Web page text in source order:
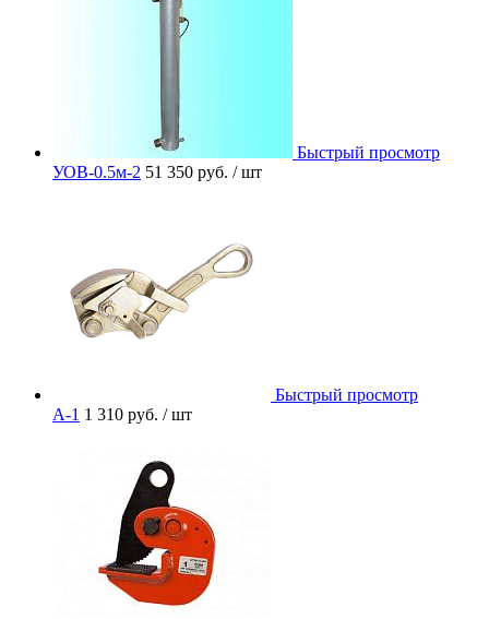
Быстрый просмотр
УОВ-0.5м-2 51 350 руб. / шт
Быстрый просмотр
A-1 1 310 руб. / шт